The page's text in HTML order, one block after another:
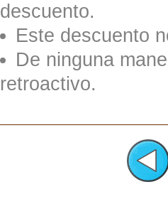
descuento.
Este descuento
De ninguna
retroactivo.